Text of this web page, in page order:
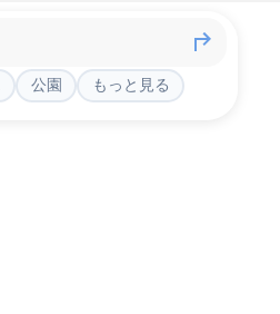
公園 もっと見る